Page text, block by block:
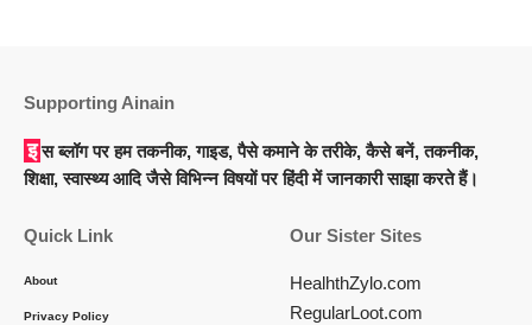
Supporting Ainain
इस ब्लॉग पर हम तकनीक, गाइड, पैसे कमाने के तरीके, कैसे बनें, तकनीक,
शिक्षा, स्वास्थ्य आदि जैसे विभिन्न विषयों पर हिंदी में जानकारी साझा करते हैं।
Quick Link
About
Privacy Policy
Our Sister Sites
HealhthZylo.com
RegularLoot.com